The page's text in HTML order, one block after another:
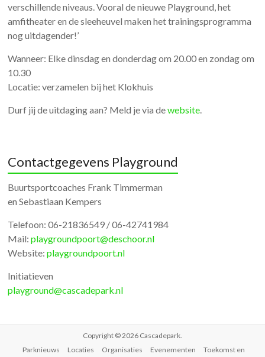
verschillende niveaus. Vooral de nieuwe Playground, het
amfitheater en de sleeheuvel maken het trainingsprogramma
nog uitdagender!’
Wanneer: Elke dinsdag en donderdag om 20.00 en zondag om
10.30
Locatie: verzamelen bij het Klokhuis
Durf jij de uitdaging aan? Meld je via dewebsite
Contactgegevens Playground
Buurtsportcoaches Frank Timmerman
en Sebastiaan Kempers
Telefoon: 06-21836549 / 06-42741984
Mail:playgroundpoort@deschoor.nl
Website:playgroundpoort.nl
Initiatieven
playground@cascadepark.nl
Copyright © 2026 Cascadepark.
Parknieuws
Locaties Organisaties Evenementen
Toekomst en